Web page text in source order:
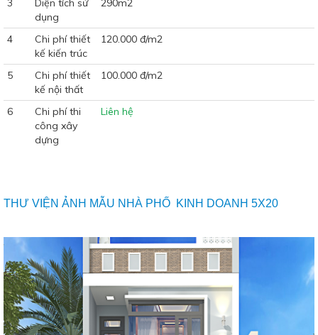
3
Diện tích sử
dụng
290m2
4
Chi phí thiết
kế kiến trúc
120.000 đ/m2
5
Chi phí thiết
kế nội thất
100.000 đ/m2
6
Chi phí thi
công xây
dựng
Liên hệ
THƯ VIỆN ẢNH MẪU NHÀ PHỐ KINH DOANH 5X20